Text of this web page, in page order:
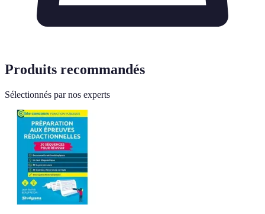
Produits recommandés
Sélectionnés par nos experts